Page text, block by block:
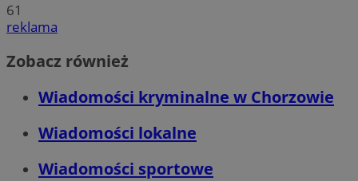
61
reklama
Zobacz również
Wiadomości kryminalne w Chorzowie
Wiadomości lokalne
Wiadomości sportowe